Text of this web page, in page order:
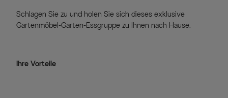
Schlagen Sie zu und holen Sie sich dieses exklusive
Gartenmöbel-Garten-Essgruppe zu Ihnen nach Hause.
Ihre Vorteile